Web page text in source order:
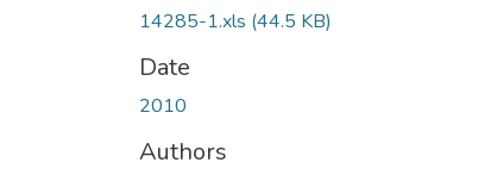
14285-1.xls (44.5 KB)
Date
2010
Authors